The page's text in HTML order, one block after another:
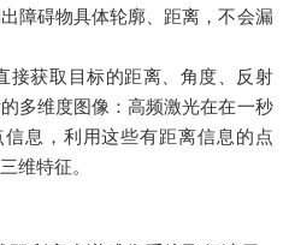
障碍物具体轮廓、距离，不会漏
接获取目标的距离、角度、反射
多维度图像：高频激光在在一秒
息，利用这些有距离信息的点
维特征。